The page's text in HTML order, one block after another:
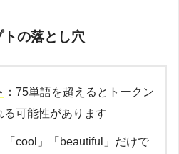
の落とし穴
：75単語を超えるとトークン
可能性があります
「cool」「beautiful」だけで